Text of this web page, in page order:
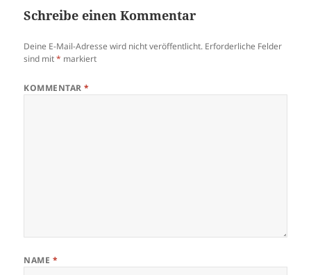
Schreibe einen Kommentar
Deine E-Mail-Adresse wird nicht veröffentlicht. Erforderliche Felder
sind mit* markiert
KOMMENTAR*
NAME *